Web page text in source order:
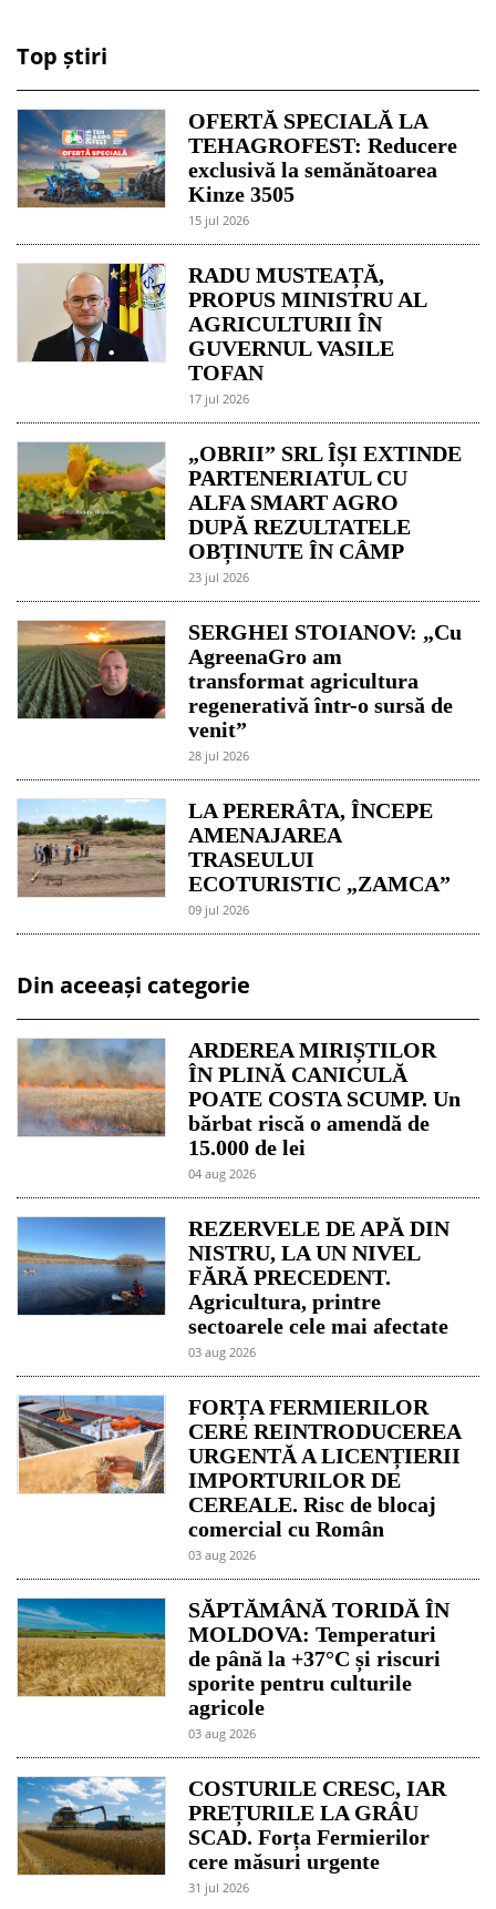
Top știri
OFERTĂ SPECIALĂ LA
TEHAGROFEST: Reducere
exclusivă la semănătoarea
Kinze 3505
15 jul 2026
RADU MUSTEAȚĂ,
PROPUS MINISTRU AL
AGRICULTURII ÎN
GUVERNUL VASILE
TOFAN
17 jul 2026
„OBRII” SRL ÎȘI EXTINDE
PARTENERIATUL CU
ALFA SMART AGRO
DUPĂ REZULTATELE
OBȚINUTE ÎN CÂMP
23 jul 2026
SERGHEI STOIANOV: „Cu
AgreenaGro am
transformat agricultura
regenerativă într-o sursă de
venit”
28 jul 2026
LA PERERÂTA, ÎNCEPE
AMENAJAREA
TRASEULUI
ECOTURISTIC „ZAMCA”
09 jul 2026
Din aceeași categorie
ARDEREA MIRIȘTILOR
ÎN PLINĂ CANICULĂ
POATE COSTA SCUMP. Un
bărbat riscă o amendă de
15.000 de lei
04 aug 2026
REZERVELE DE APĂ DIN
NISTRU, LA UN NIVEL
FĂRĂ PRECEDENT.
Agricultura, printre
sectoarele cele mai afectate
03 aug 2026
FORȚA FERMIERILOR
CERE REINTRODUCEREA
URGENTĂ A LICENȚIERII
IMPORTURILOR DE
CEREALE. Risc de blocaj
comercial cu Român
03 aug 2026
SĂPTĂMÂNĂ TORIDĂ ÎN
MOLDOVA: Temperaturi
de până la +37°C și riscuri
sporite pentru culturile
agricole
03 aug 2026
COSTURILE CRESC, IAR
PREȚURILE LA GRÂU
SCAD. Forța Fermierilor
cere măsuri urgente
31 jul 2026